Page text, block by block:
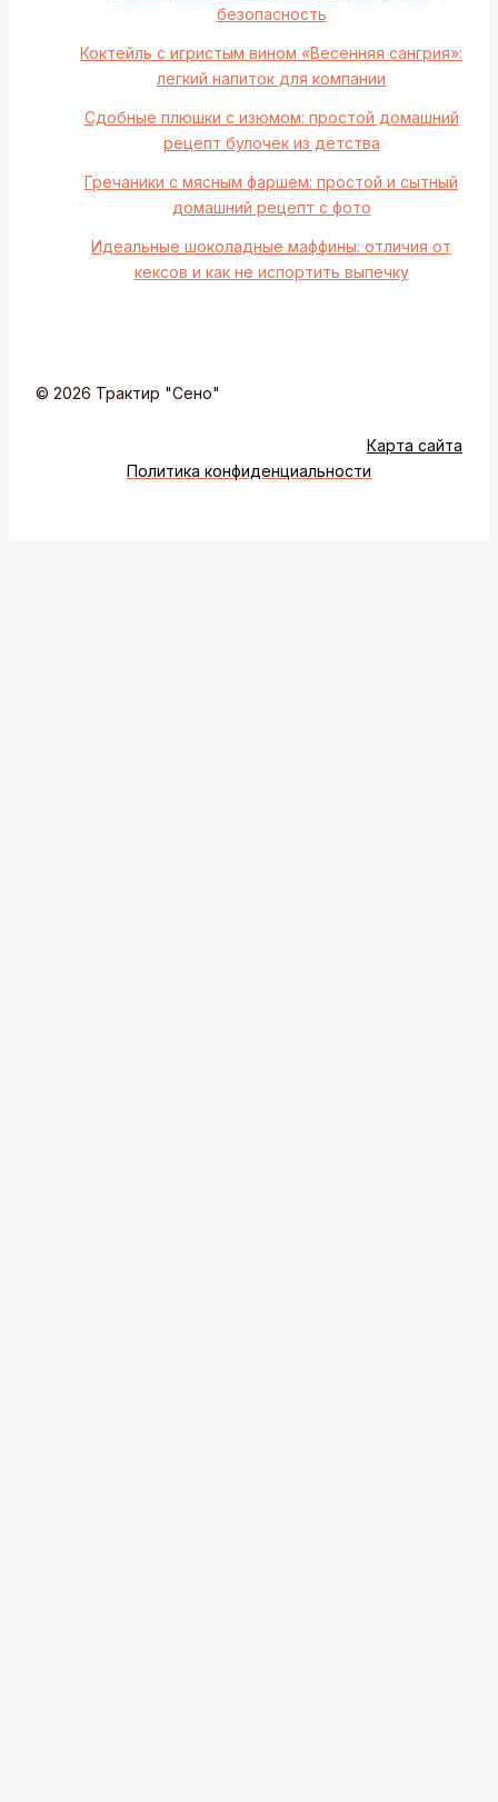
безопасность
Коктейль с игристым вином «Весенняя сангрия»:
легкий напиток для компании
Сдобные плюшки с изюмом: простой домашний
рецепт булочек из детства
Гречаники с мясным фаршем: простой и сытный
домашний рецепт с фото
Идеальные шоколадные маффины: отличия от
кексов и как не испортить выпечку
© 2026 Трактир "Сено"
Карта сайта
Политика конфиденциальности